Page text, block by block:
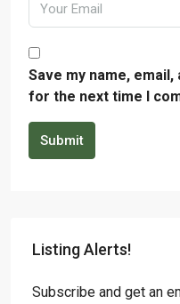
Save my name,
for the next time I
Submit
Listing Alerts!
Subscribe and get an